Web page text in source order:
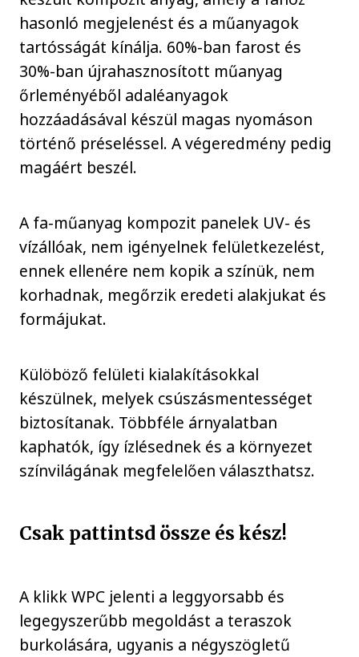
hasonló megjelenést és a műanyagok
tartósságát kínálja. 60%-ban farost és
30%-ban újrahasznosított műanyag
őrleményéből adaléanyagok
hozzáadásával készül magas nyomáson
történő préseléssel. A végeredmény pedig
magáért beszél.
A fa-műanyag kompozit panelek UV- és
vízállóak, nem igényelnek felületkezelést,
ennek ellenére nem kopik a színük, nem
korhadnak, megőrzik eredeti alakjukat és
formájukat.
Külöböző felületi kialakításokkal
készülnek, melyek csúszásmentességet
biztosítanak. Többféle árnyalatban
kaphatók, így ízlésednek és a környezet
színvilágának megfelelően választhatsz.
Csak pattintsd össze és kész!
A klikk WPC jelenti a leggyorsabb és
legegyszerűbb megoldást a teraszok
burkolására, ugyanis a négyszögletű